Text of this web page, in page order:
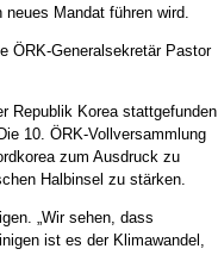
Mandat führen wird.
ÖRK-Generalsekretär Pastor
Republik Korea stattgefunden
10. ÖRK-Vollversammlung
zum Ausdruck zu
Halbinsel zu stärken.
„Wir sehen, dass
ist es der Klimawandel,